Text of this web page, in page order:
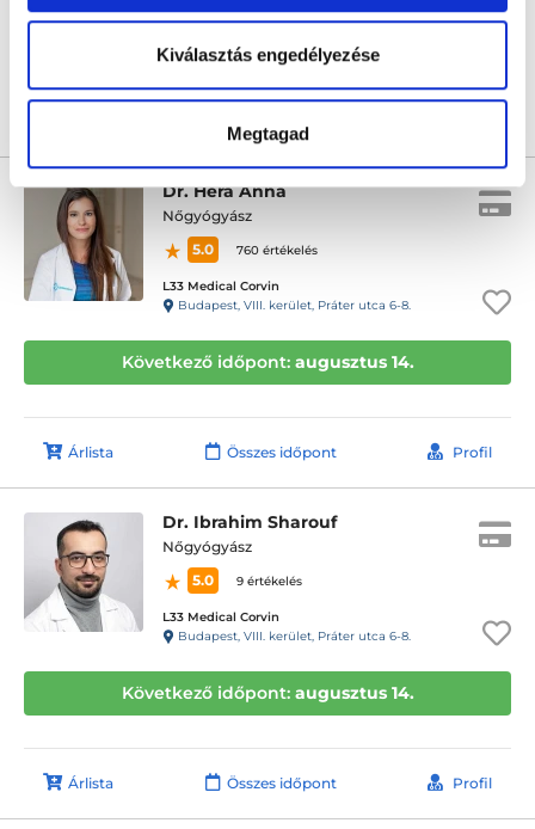
Kiválasztás engedélyezése
Megtagad
Következő időpont:augusztus 13.
Dr. Héra Anna
Nőgyógyász
5.0
760 értékelés
L33 Medical Corvin
Budapest, VIII. kerület, Práter utca 6-8.
Következő időpont: augusztus 14.
Árlista Összes időpont Profil
Dr. Ibrahim Sharouf
Nőgyógyász
5.0
9 értékelés
L33 Medical Corvin
Budapest, VIII. kerület, Práter utca 6-8.
Következő időpont: augusztus 14.
Árlista Összes időpont Profil